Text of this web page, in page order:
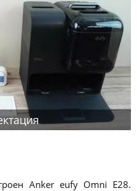
Anker eufy Omni E28.